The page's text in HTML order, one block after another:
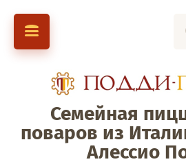
Семейная
поваров из
Алессио